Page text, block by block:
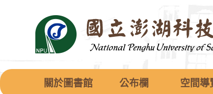
區
塊
關於圖書館 公布欄 空間導